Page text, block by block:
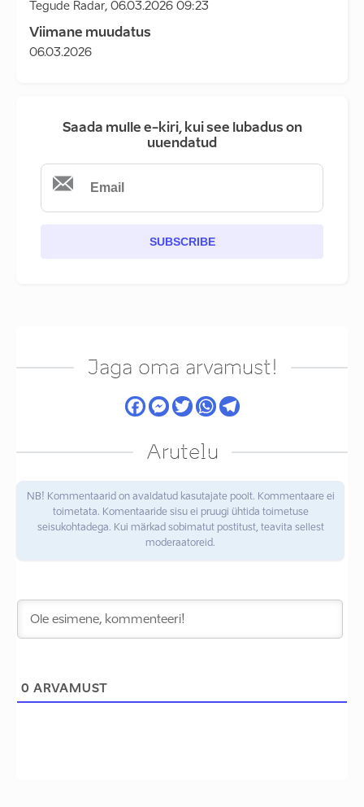
Tegude Radar, 06.03.2026 09:23
Viimane muudatus
06.03.2026
Saada mulle e-kiri, kui see lubadus on
uuendatud
SUBSCRIBE
Jaga oma arvamust!
Arutelu
NB! Kommentaarid on avaldatud kasutajate poolt. Kommentaare ei
toimetata. Komentaaride sisu ei pruugi ühtida toimetuse
seisukohtadega. Kui märkad sobimatut postitust, teavita sellest
moderaatoreid.
0 ARVAMUST